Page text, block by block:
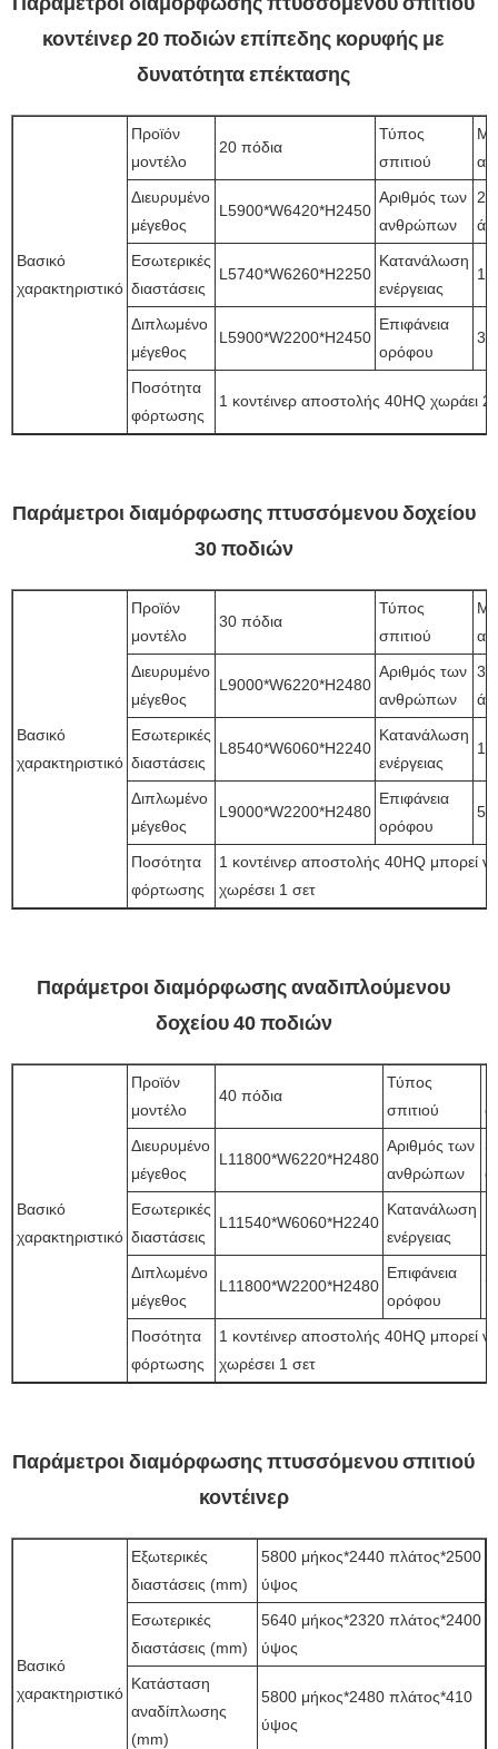
κοντέινερ 20 ποδιών επίπεδης κορυφής με
δυνατότητα επέκτασης
Βασικό
χαρακτηριστικό
Προϊόν
μοντέλο
20 πόδια
Τύπος
σπιτιού
Διευρυμένο
μέγεθος
L5900*W6420*H2450
Αριθμός των
ανθρώπων
Εσωτερικές
διαστάσεις
L5740*W6260*H2250
Κατανάλωση
ενέργειας
12
Διπλωμένο
μέγεθος
L5900*W2200*H2450
Επιφάνεια
ορόφου
Ποσότητα
φόρτωσης
1 κοντέινερ αποστολής 40HQ χωράει 2
Παράμετροι διαμόρφωσης πτυσσόμενου δοχείου
30 ποδιών
Βασικό
χαρακτηριστικό
Προϊόν
μοντέλο
30 πόδια
Τύπος
σπιτιού
Διευρυμένο
μέγεθος
L9000*W6220*H2480
Αριθμός των
ανθρώπων
Εσωτερικές
διαστάσεις
L8540*W6060*H2240
Κατανάλωση
ενέργειας
12
Διπλωμένο
μέγεθος
L9000*W2200*H2480
Επιφάνεια
ορόφου
Ποσότητα
φόρτωσης
1 κοντέινερ αποστολής 40HQ μπορεί να
χωρέσει 1 σετ
Παράμετροι διαμόρφωσης αναδιπλούμενου
δοχείου 40 ποδιών
Βασικό
χαρακτηριστικό
Προϊόν
μοντέλο
40 πόδια
Τύπος
σπιτιού
Διευρυμένο
μέγεθος
L11800*W6220*H2480
Αριθμός των
ανθρώπων
Εσωτερικές
διαστάσεις
L11540*W6060*H2240
Κατανάλωση
ενέργειας
Διπλωμένο
μέγεθος
L11800*W2200*H2480
Επιφάνεια
ορόφου
Ποσότητα
φόρτωσης
1 κοντέινερ αποστολής 40HQ μπορεί να
χωρέσει 1 σετ
Παράμετροι διαμόρφωσης πτυσσόμενου σπιτιού
κοντέινερ
Βασικό
χαρακτηριστικό
Εξωτερικές
διαστάσεις (mm)
5800 μήκος*2440 πλάτος*2500
ύψος
Εσωτερικές
διαστάσεις (mm)
5640 μήκος*2320 πλάτος*2400
ύψος
Κατάσταση
αναδίπλωσης
(mm)
5800 μήκος*2480 πλάτος*410
ύψος